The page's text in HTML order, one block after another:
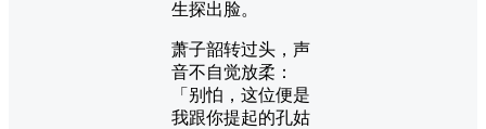
生探出脸。
萧子韶转过头，声
音不自觉放柔：
「别怕，这位便是
我跟你提起的孔姑